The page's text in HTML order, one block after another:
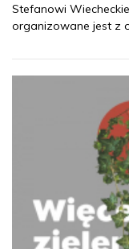
Stefanowi
organizowane jest z